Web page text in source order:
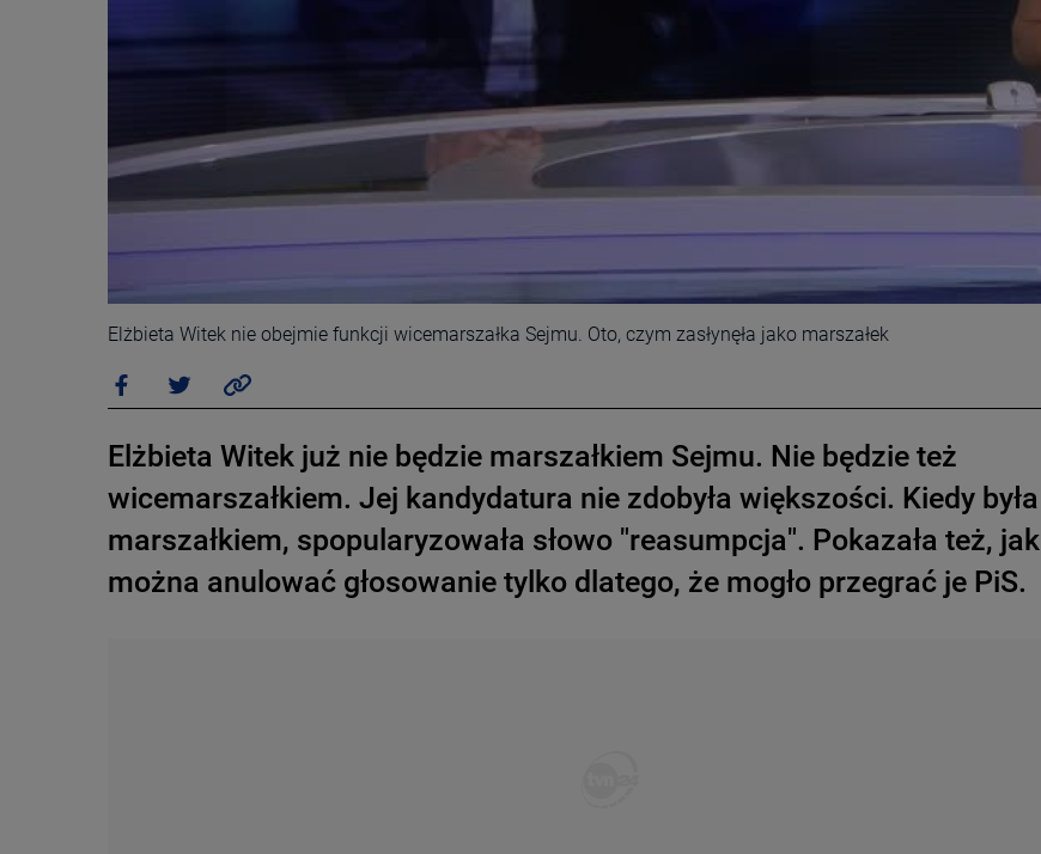
Elżbieta Witek nie obejmie funkcji wicemarszałka Sejmu. Oto, czym zasłynęła jako marszałek
Elżbieta Witek już nie będzie marszałkiem Sejmu. Nie będzie też
wicemarszałkiem. Jej kandydatura nie zdobyła większości. Kiedy była
marszałkiem, spopularyzowała słowo "reasumpcja". Pokazała też, jak
można anulować głosowanie tylko dlatego, że mogło przegrać je PiS.